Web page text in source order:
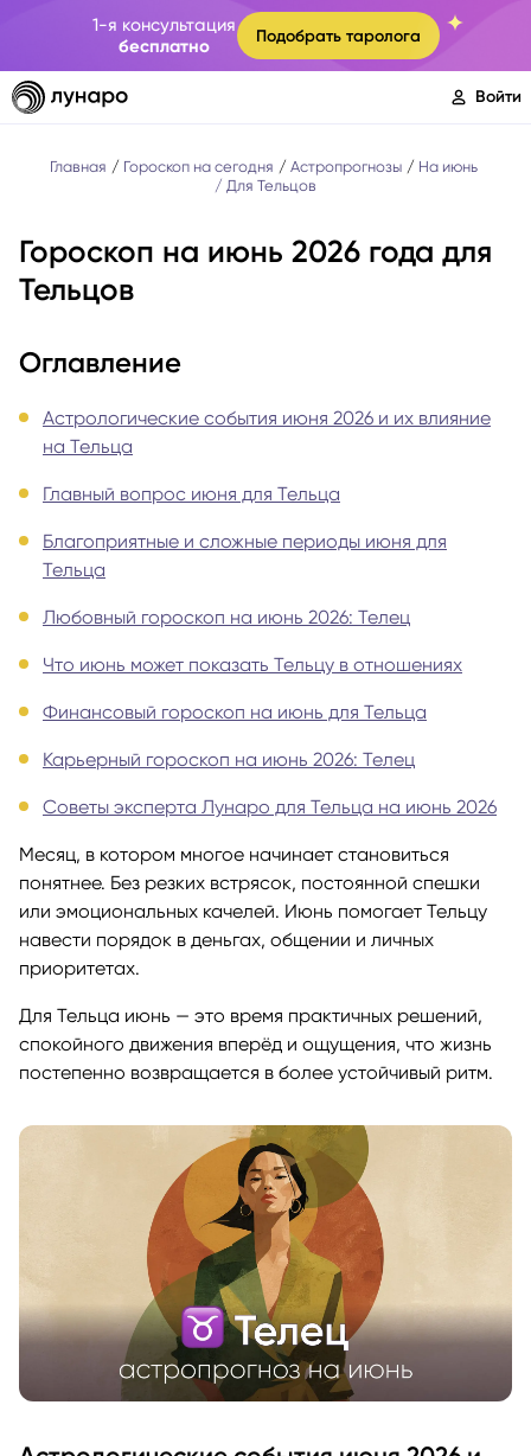
1-я консультация
бесплатно
Подобрать таролога
Войти
Главная Гороскоп на сегодня Астропрогнозы
На июнь
Для Тельцов
Гороскоп на июнь 2026 года для
Тельцов
Оглавление
Астрологические события июня 2026 и их влияние
на Тельца
Главный вопрос июня для Тельца
Благоприятные и сложные периоды июня для
Тельца
Любовный гороскоп на июнь 2026: Телец
Что июнь может показать Тельцу в отношениях
Финансовый гороскоп на июнь для Тельца
Карьерный гороскоп на июнь 2026: Телец
Советы эксперта Лунаро для Тельца на июнь 2026
Месяц, в котором многое начинает становиться
понятнее. Без резких встрясок, постоянной спешки
или эмоциональных качелей. Июнь помогает Тельцу
навести порядок в деньгах, общении и личных
приоритетах.
Для Тельца июнь — это время практичных решений,
спокойного движения вперёд и ощущения, что жизнь
постепенно возвращается в более устойчивый ритм.